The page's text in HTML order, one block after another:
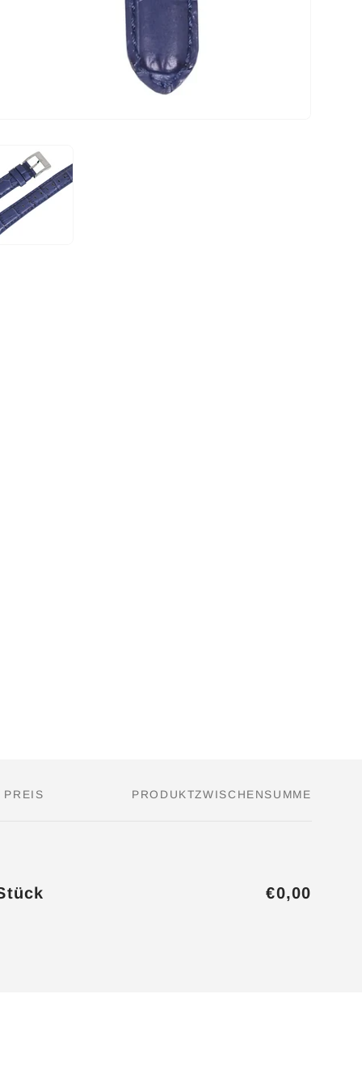
PREIS PRODUKTZWISCHENSUMME
€0,00